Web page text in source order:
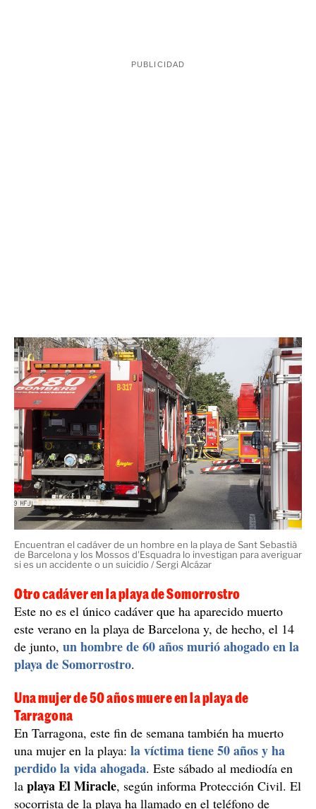
Encuentran el cadáver de un hombre en la playa de Sant Sebastià
de Barcelona y los Mossos d'Esquadra lo investigan para averiguar
si es un accidente o un suicidio / Sergi Alcázar
Otro cadáver en la playa de Somorrostro
Este no es el único cadáver que ha aparecido muerto
este verano en la playa de Barcelona y, de hecho, el 14
de junto, un hombre de 60 años murió ahogado en la
playa de Somorrostro.